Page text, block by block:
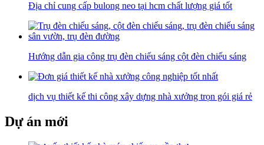
Địa chỉ cung cấp bulong neo tại hcm chất lượng giá tốt
Hướng dẫn gia công trụ đèn chiếu sáng cột đèn chiếu sáng
dịch vụ thiết kế thi công xây dựng nhà xưởng trọn gói giá rẻ
Dự án mới